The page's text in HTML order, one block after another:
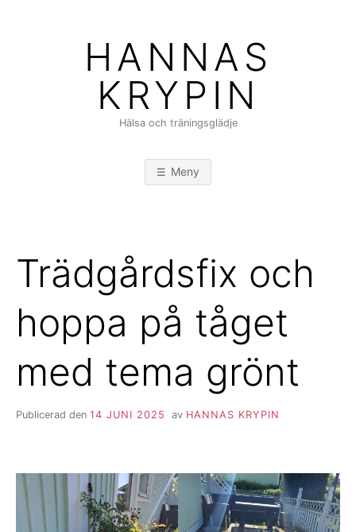
HANNAS
KRYPIN
Hälsa och träningsglädje
Meny
Trädgårdsfix och
hoppa på tåget
med tema grönt
Publicerad den 14 JUNI 2025 av HANNAS KRYPIN